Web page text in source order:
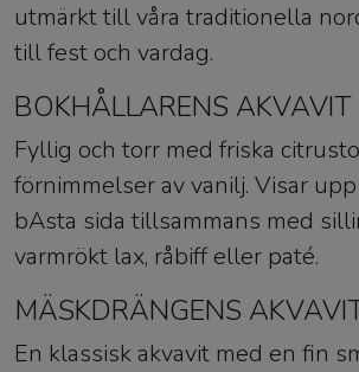
utmärkt till våra traditionella
till fest och vardag.
BOKHÅLLARENS AKVAVIT
Fyllig och torr med friska
förnimmelser av vanilj. Visar
bAsta sida tillsammans med
varmrökt lax, råbiff eller paté.
MÄSKDRÄNGENS
En klassisk akvavit med en fin